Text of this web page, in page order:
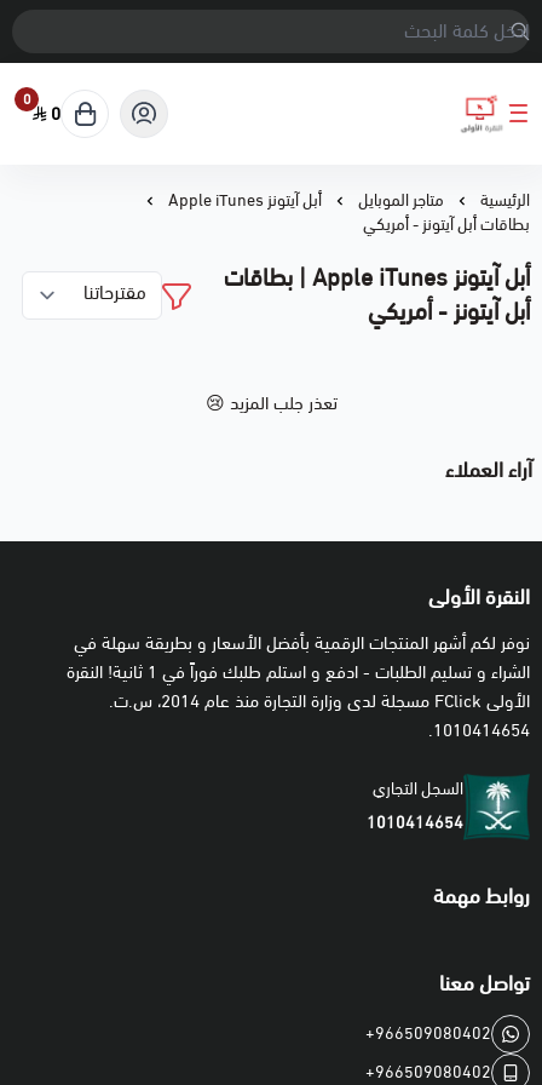
النقرة الأولى
0
0
الرئيسية متاجر الموبايل
أبل آيتونز Apple iTunes
بطاقات أبل آيتونز - أمريكي
أبل آيتونز Apple iTunes | بطاقات
أبل آيتونز - أمريكي
تعذر جلب المزيد 😢
آراء العملاء
النقرة الأولى
نوفر لكم أشهر المنتجات الرقمية بأفضل الأسعار و بطريقة سهلة في
الشراء و تسليم الطلبات - ادفع و استلم طلبك فوراً في 1 ثانية! النقرة
الأولى FClick مسجلة لدى وزارة التجارة منذ عام 2014، س.ت.
1010414654.
السجل التجاري
1010414654
روابط مهمة
تواصل معنا
+966509080402
+966509080402